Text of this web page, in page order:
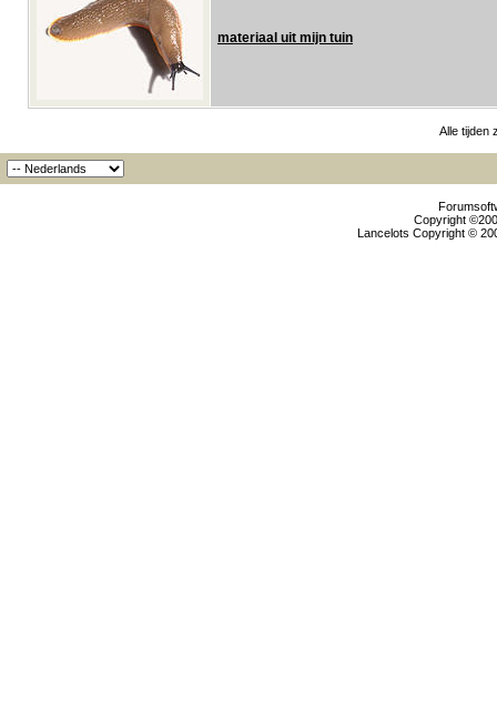
materiaal uit mijn tuin
Alle tijden
Copyright
Lancelots Copyright ©